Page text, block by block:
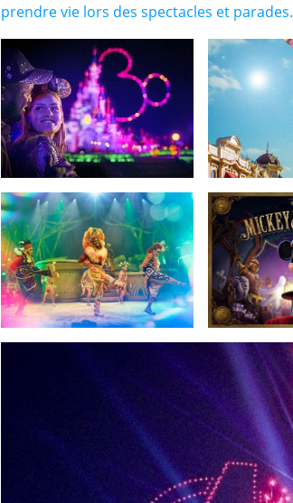
prendre vie lors des spectacles et parades.